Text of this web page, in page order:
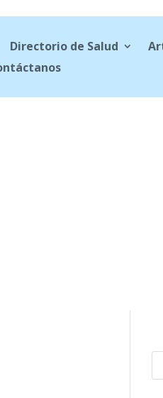
Directorio de Salud